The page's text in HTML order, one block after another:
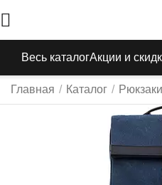
Весь каталогАкции и
Главная / Каталог /